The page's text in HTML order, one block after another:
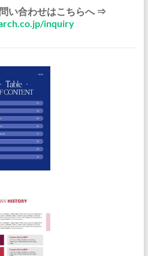
い合わせはこちらへ ⇒
inquiry